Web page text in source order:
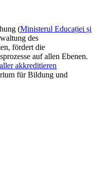
(Ministerul Educației și
des
fördert die
auf allen Ebenen.
akkreditieren
für Bildung und